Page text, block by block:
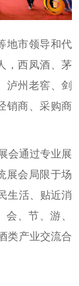
地市领导和代
，西凤酒、茅
泸州老窖、剑
销商、采购商
会通过专业展
展会局限于场
生活、贴近消
、节、游、
类产业交流合